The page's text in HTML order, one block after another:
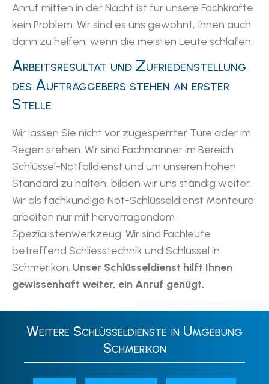
Anruf mitten in der Nacht ist für unsere Fachkräfte
kein Problem. Wir sind es uns gewohnt, Ihnen auch
dann zu helfen, wenn die meisten Leute schlafen.
Arbeitsresultat und Zufriedenstellung
des Auftraggebers stehen an erster
Stelle
Wir lassen Sie nicht vor zugesperrter Türe oder im
Regen stehen. Wir sind Fachmänner im Bereich
Schlüssel-Notfalldienst und um unseren hohen
Standard zu halten, bilden wir uns ständig weiter.
Wir als fachkundige Not-Schlüsseldienst Monteure
arbeiten nur mit hervorragendem
Spezialistenwerkzeug. Wir sind Fachleute
betreffend Schliesstechnik und Schlüssel in
Schmerikon. Unser Schlüsseldienst hilft Ihnen
gewissenhaft weiter, ein Anruf genügt.
Weitere Schlüsseldienste in Umgebung
Schmerikon